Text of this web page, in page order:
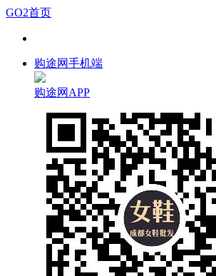
GO2首页
购途网手机端
购途网APP